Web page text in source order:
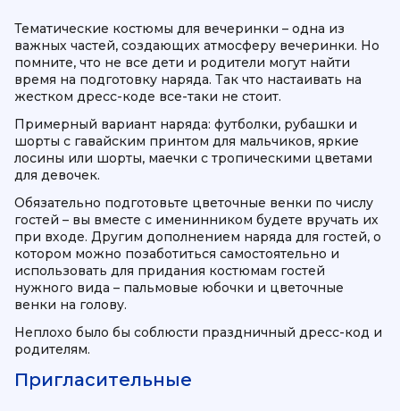
Тематические костюмы для вечеринки – одна из
важных частей, создающих атмосферу вечеринки. Но
помните, что не все дети и родители могут найти
время на подготовку наряда. Так что настаивать на
жестком дресс-коде все-таки не стоит.
Примерный вариант наряда: футболки, рубашки и
шорты с гавайским принтом для мальчиков, яркие
лосины или шорты, маечки с тропическими цветами
для девочек.
Обязательно подготовьте цветочные венки по числу
гостей – вы вместе с именинником будете вручать их
при входе. Другим дополнением наряда для гостей, о
котором можно позаботиться самостоятельно и
использовать для придания костюмам гостей
нужного вида – пальмовые юбочки и цветочные
венки на голову.
Неплохо было бы соблюсти праздничный дресс-код и
родителям.
Пригласительные